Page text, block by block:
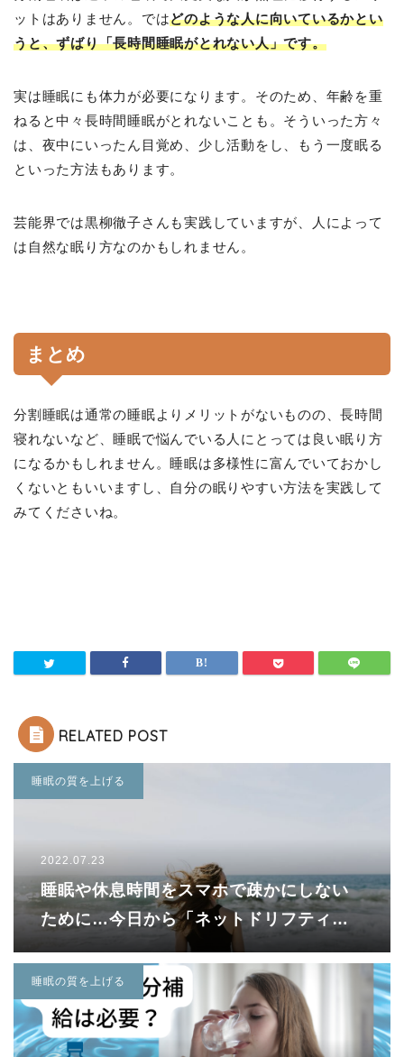
ットはありません。ではどのような人に向いているかとい
うと、ずばり「長時間睡眠がとれない人」です。
実は睡眠にも体力が必要になります。そのため、年齢を重
ねると中々長時間睡眠がとれないことも。そういった方々
は、夜中にいったん目覚め、少し活動をし、もう一度眠る
といった方法もあります。
芸能界では黒柳徹子さんも実践していますが、人によって
は自然な眠り方なのかもしれません。
まとめ
分割睡眠は通常の睡眠よりメリットがないものの、長時間
寝れないなど、睡眠で悩んでいる人にとっては良い眠り方
になるかもしれません。睡眠は多様性に富んでいておかし
くないともいいますし、自分の眠りやすい方法を実践して
みてくださいね。
RELATED POST
睡眠の質を上げる
2022.07.23
睡眠や休息時間をスマホで疎かにしない
ために…今日から「ネットドリフティン
睡眠の質を上げる